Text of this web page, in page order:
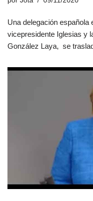
Una delegación
vicepresidente Iglesias y
González Laya, se